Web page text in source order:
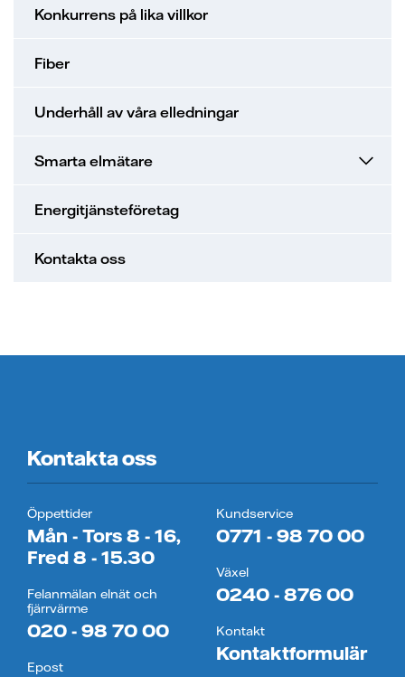
Konkurrens på lika villkor
Fiber
Underhåll av våra elledningar
Smarta elmätare
Energitjänsteföretag
Kontakta oss
Kontakta oss
Öppettider
Mån - Tors 8 - 16,
Fred 8 - 15.30
Felanmälan elnät och
fjärrvärme
020 - 98 70 00
Epost
Kundservice
0771 - 98 70 00
Växel
0240 - 876 00
Kontakt
Kontaktformulär